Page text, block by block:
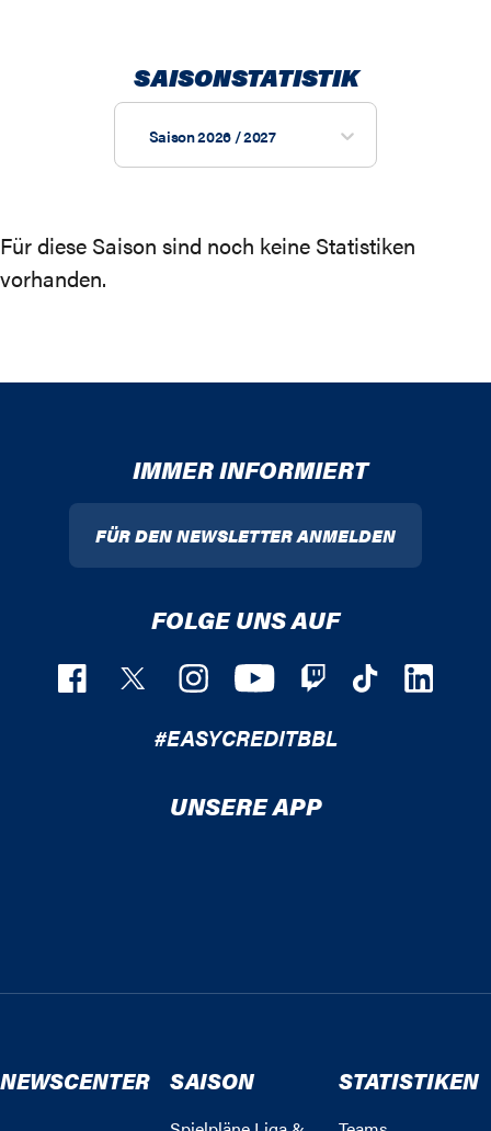
SAISONSTATISTIK
Saison 2026 / 2027
Für diese Saison sind noch keine Statistiken
vorhanden.
IMMER INFORMIERT
FÜR DEN NEWSLETTER ANMELDEN
FOLGE UNS AUF
#EASYCREDITBBL
UNSERE APP
NEWSCENTER SAISON STATISTIKEN